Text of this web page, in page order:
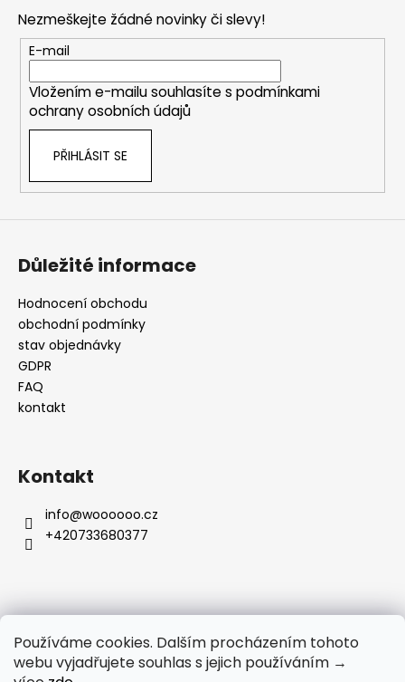
Používáme cookies. Dalším procházením tohoto
webu vyjadřujete souhlas s jejich používáním →
Nezmeškejte žádné novinky či slevy!
E-mail
Vložením e-mailu souhlasíte s podmínkami
ochrany osobních údajů
PŘIHLÁSIT SE
Důležité informace
Hodnocení obchodu
obchodní podmínky
stav objednávky
GDPR
FAQ
kontakt
Kontakt
info@woooooo.cz
+420733680377
Přijímáme online platby